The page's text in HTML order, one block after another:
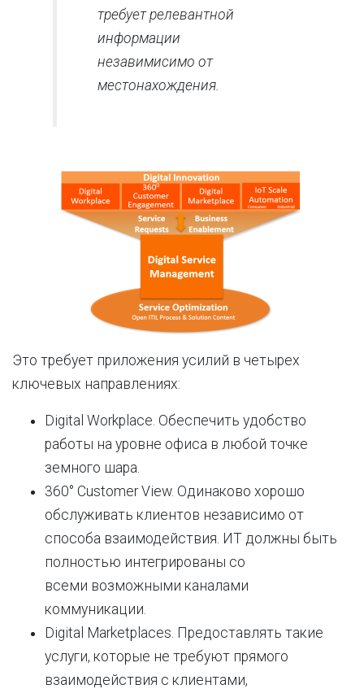
требует релевантной
информации
незавимисимо от
местонахождения.
Это требует приложения усилий в четырех
ключевых направлениях:
Digital Workplace. Обеспечить удобство
работы на уровне офиса в любой точке
земного шара.
360° Customer View. Одинаково хорошо
обслуживать клиентов независимо от
способа взаимодействия. ИТ должны быть
полностью интегрированы со
всеми возможными каналами
коммуникации.
Digital Marketplaces. Предоставлять такие
услуги, которые не требуют прямого
взаимодействия с клиентами,